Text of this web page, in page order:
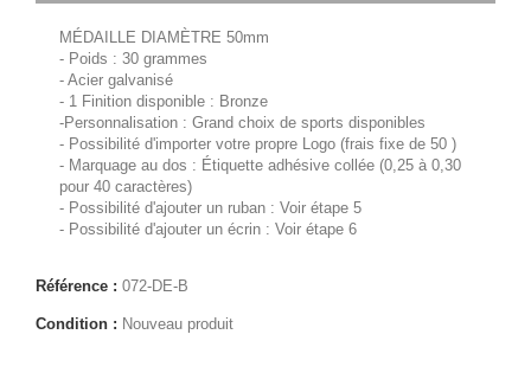
MÉDAILLE DIAMÈTRE 50mm
- Poids : 30 grammes
- Acier galvanisé
- 1 Finition disponible : Bronze
-Personnalisation : Grand choix de sports disponibles
- Possibilité d'importer votre propre Logo (frais fixe de 50 )
- Marquage au dos : Étiquette adhésive collée (0,25 à 0,30 
pour 40 caractères)
- Possibilité d'ajouter un ruban : Voir étape 5
- Possibilité d'ajouter un écrin : Voir étape 6
Référence : 072-DE-B
Condition : Nouveau produit